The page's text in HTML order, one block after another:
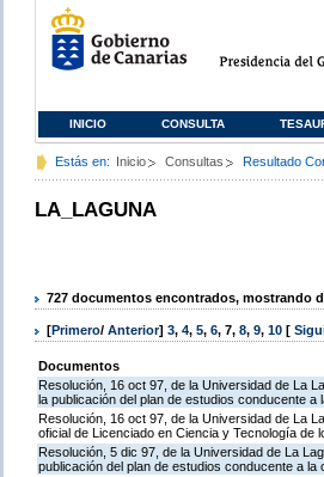
INICIO CONSULTA
Estás en: Inicio Consultas Resultado
LA_LAGUNA
727 documentos encontrados, mostrando
[Primero/ Anterior] 3, 4, 5, 6, 7, 8, 9, 10 [
Documentos
Resolución, 16 oct 97, de la Universidad de La
la publicación del plan de estudios conducente
Resolución, 16 oct 97, de la Universidad de La
oficial de Licenciado en Ciencia y Tecnología de
Resolución, 5 dic 97, de la Universidad de La
publicación del plan de estudios conducente a